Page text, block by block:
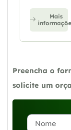
Mais
Preencha o
solicite um